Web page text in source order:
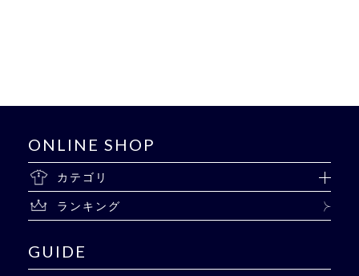
ONLINE SHOP
カテゴリ
ランキング
GUIDE